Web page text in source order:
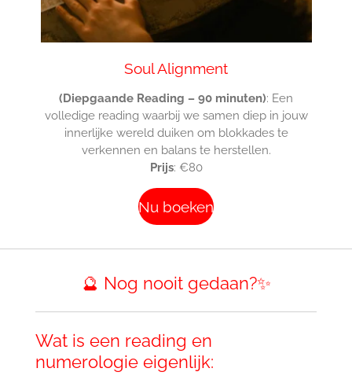
Soul Alignment
(Diepgaande Reading – 90 minuten): Een
volledige reading waarbij we samen diep in jouw
innerlijke wereld duiken om blokkades te
verkennen en balans te herstellen.
Prijs: €80
Nu boeken
🔮 Nog nooit gedaan?✨
Wat is een reading en
numerologie eigenlijk: